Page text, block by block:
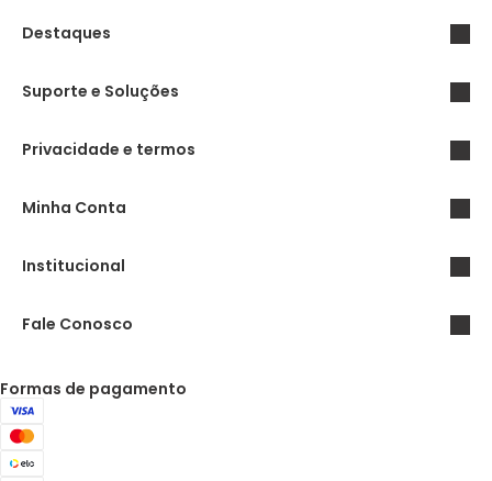
Destaques
Suporte e Soluções
Privacidade e termos
Minha Conta
Institucional
Fale Conosco
Formas de pagamento